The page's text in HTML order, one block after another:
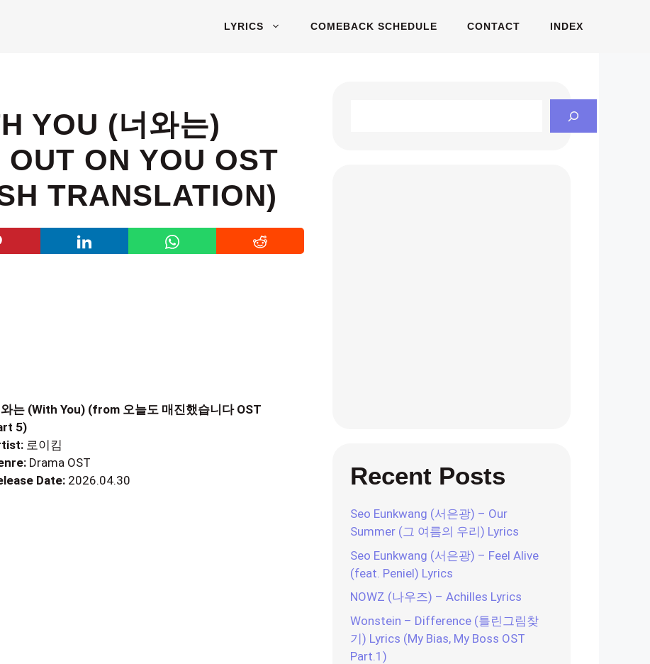
LYRICS COMEBACK SCHEDULE CONTACT INDEX
YOU (너와는)
ON YOU OST
TRANSLATION)
는 (With You) (from 오늘도 매진했습니다 OST
5)
로이킴
Drama OST
Date: 2026.04.30 Recent Posts
Seo Eunkwang (서은광) – Our
Summer (그 여름의 우리) Lyrics
Seo Eunkwang (서은광) – Feel Alive
(feat. Peniel) Lyrics
NOWZ (나우즈) – Achilles Lyrics
Wonstein – Difference (틀린그림찾
기) Lyrics (My Bias, My Boss OST
Part.1)